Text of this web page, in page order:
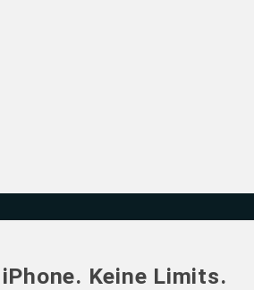
Keine Limits.